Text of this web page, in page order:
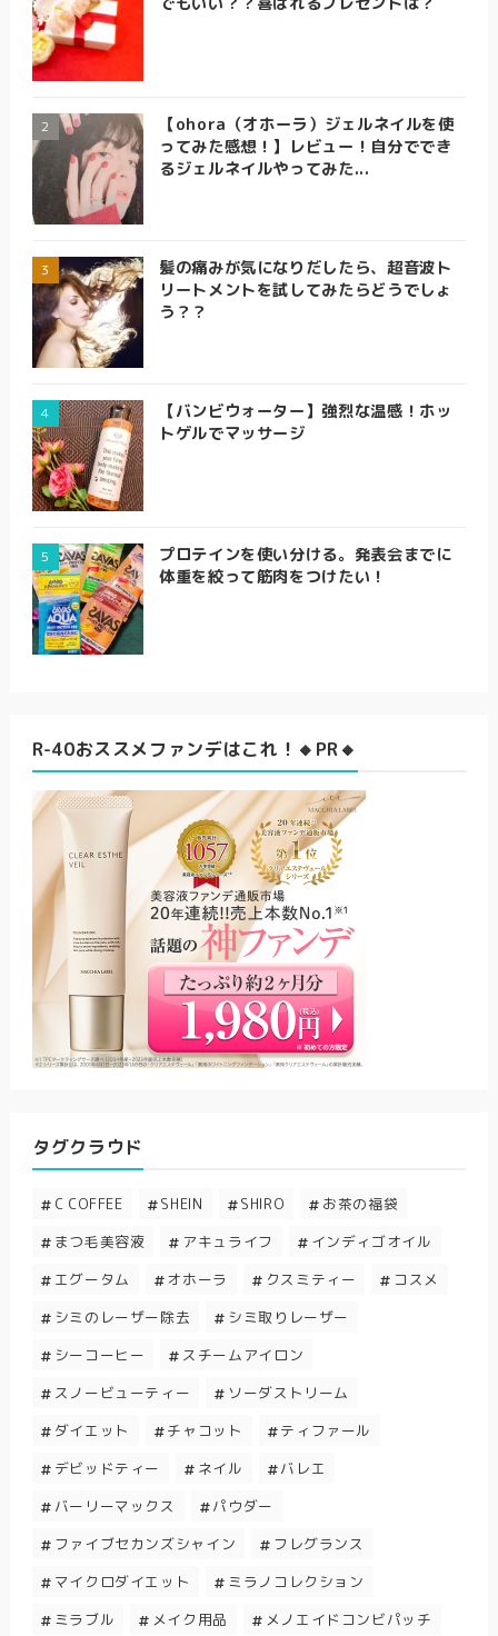
【ohora（オホーラ）ジェルネイルを使
ってみた感想！】レビュー！自分ででき
るジェルネイルやってみた...
髪の痛みが気になりだしたら、超音波ト
リートメントを試してみたらどうでしょ
う？？
【バンビウォーター】強烈な温感！ホッ
トゲルでマッサージ
プロテインを使い分ける。発表会までに
体重を絞って筋肉をつけたい！
R-40おススメファンデはこれ！🔸PR🔸
タグクラウド
C COFFEE SHEIN SHIRO
お茶の福袋
まつ毛美容液
アキュライフ
インディゴオイル
エグータム
オホーラ クスミティー
コスメ
シミのレーザー除去
シミ取りレーザー
シーコーヒー
スチームアイロン
スノービューティー
ソーダストリーム
ダイエット
チャコット
ティファール
デビッドティー
ネイル
バレエ
バーリーマックス
パウダー
ファイブセカンズシャイン
フレグランス
マイクロダイエット
ミラノコレクション
ミラブル
メイク用品
メノエイドコンビパッチ